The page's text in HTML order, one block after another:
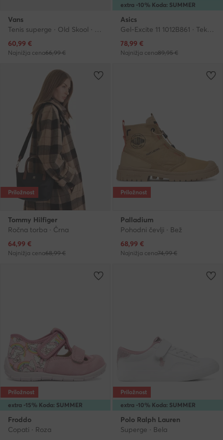
Vans
Tenis superge · Old Skool · Bež
Trenutna cena
60,99 €
Najnižja cena66,99 €
extra -10% Koda: SUMMER
Asics
Gel-Excite 11 1012B861 · Tekaški čevlji
Trenutna cena
78,99 €
Najnižja cena89,95 €
Priložnost
Tommy Hilfiger
Ročna torba · Črna
Trenutna cena
64,99 €
Najnižja cena68,99 €
Priložnost
Palladium
Pohodni čevlji · Bež
Trenutna cena
68,99 €
Najnižja cena74,99 €
extra -15% Koda: SUMMER
Priložnost
Froddo
Copati · Roza
extra -10% Koda: SUMMER
Priložnost
Polo Ralph Lauren
Superge · Bela